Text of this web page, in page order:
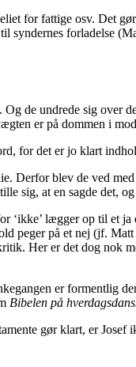
for fattige osv. Det
syndernes forladelse
de undrede sig over
er på dommen i
for det er jo klart
Derfor blev de ved med
sig, at en sagde det,
‘ikke’ lægger op til et
peger på et nej (jf.
Her er det dog nok
er formentlig
Bibelen på
gør klart, er